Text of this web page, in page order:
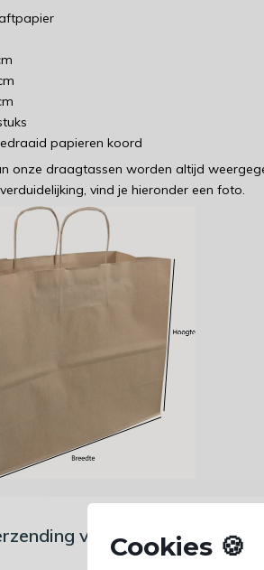
Cookies 🍪
papieren koord
onze draagtassen worden altijd
vind je hieronder een foto.
vanaf €99 /